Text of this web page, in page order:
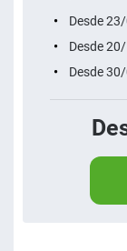
Desde
Desde
Desde